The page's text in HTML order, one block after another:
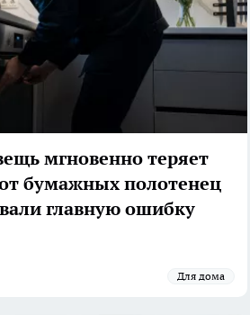
мгновенно теряет
бумажных полотенец
главную ошибку
Для дома